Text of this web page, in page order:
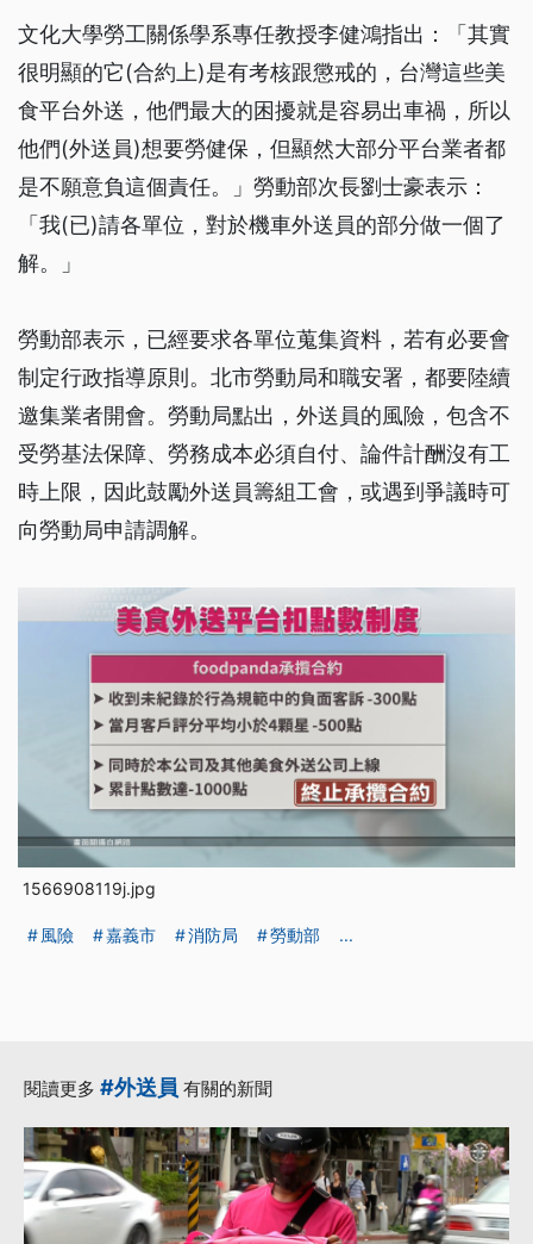
文化大學勞工關係學系專任教授李健鴻指出：「其實
很明顯的它(合約上)是有考核跟懲戒的，台灣這些美
食平台外送，他們最大的困擾就是容易出車禍，所以
他們(外送員)想要勞健保，但顯然大部分平台業者都
是不願意負這個責任。」勞動部次長劉士豪表示：
「我(已)請各單位，對於機車外送員的部分做一個了
解。」
勞動部表示，已經要求各單位蒐集資料，若有必要會
制定行政指導原則。北市勞動局和職安署，都要陸續
邀集業者開會。勞動局點出，外送員的風險，包含不
受勞基法保障、勞務成本必須自付、論件計酬沒有工
時上限，因此鼓勵外送員籌組工會，或遇到爭議時可
向勞動局申請調解。
1566908119j.jpg
風險 嘉義市 消防局 勞動部 ...
閱讀更多 #外送員 有關的新聞